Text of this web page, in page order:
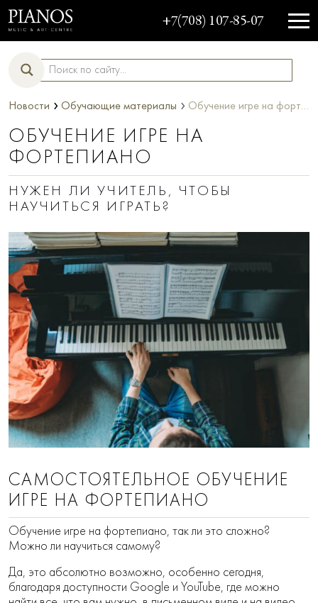
+7(708) 107-85-07
Новости › Обучающие материалы › Обучение игре на фортепиано
ОБУЧЕНИЕ ИГРЕ НА
ФОРТЕПИАНО
НУЖЕН ЛИ УЧИТЕЛЬ, ЧТОБЫ
НАУЧИТЬСЯ ИГРАТЬ?
САМОСТОЯТЕЛЬНОЕ ОБУЧЕНИЕ
ИГРЕ НА ФОРТЕПИАНО
Обучение игре на фортепиано, так ли это сложно?
Можно ли научиться самому?
Да, это абсолютно возможно, особенно сегодня,
благодаря доступности Google и YouTube, где можно